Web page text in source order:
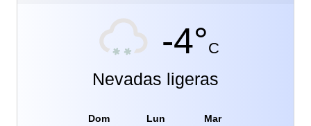
-4°C
Nevadas ligeras
Dom Lun Mar